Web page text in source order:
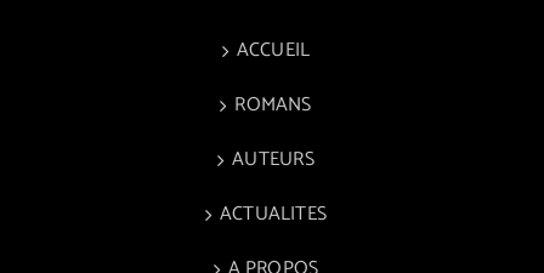
ACCUEIL
ROMANS
AUTEURS
ACTUALITES